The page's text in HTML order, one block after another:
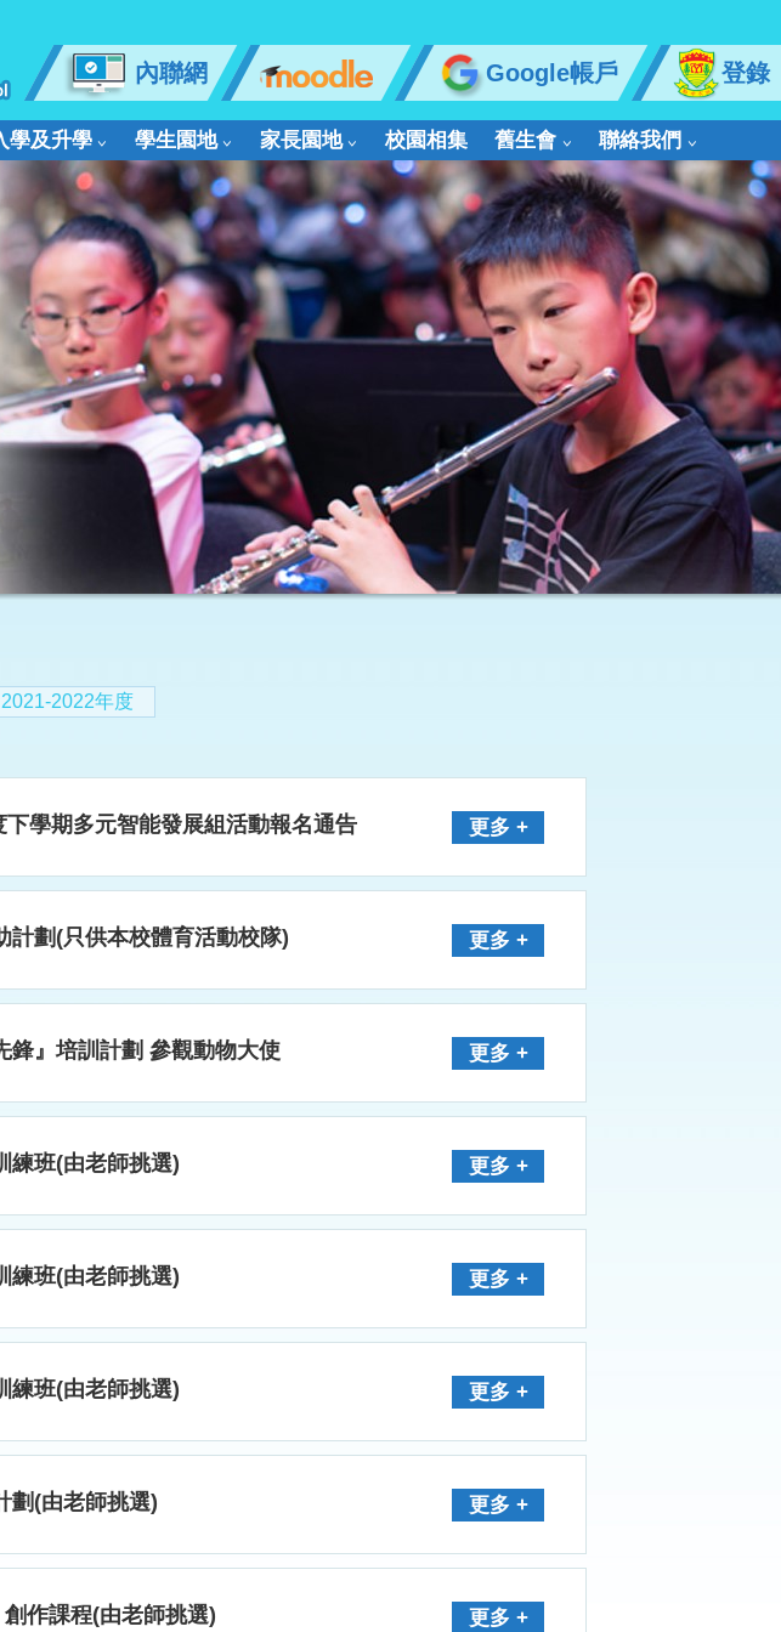
內聯網 Google帳戶 登錄
學及升學 學生園地 家長園地 校園相集 舊生會 聯絡我們
2021-2022年度
學期多元智能發展組活動報名通告 更多 +
計劃(只供本校體育活動校隊) 更多 +
鋒』培訓計劃 參觀動物大使 更多 +
練班(由老師挑選) 更多 +
練班(由老師挑選) 更多 +
練班(由老師挑選) 更多 +
劃(由老師挑選) 更多 +
作課程(由老師挑選) 更多 +